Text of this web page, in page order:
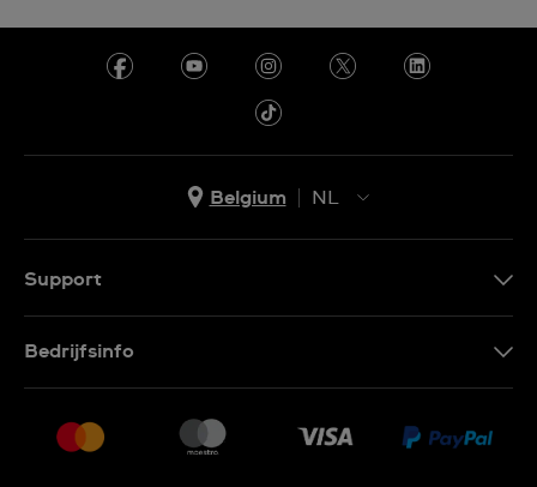
Belgium
NL
Support
Retournering
Bedrijfsinfo
Vacatures